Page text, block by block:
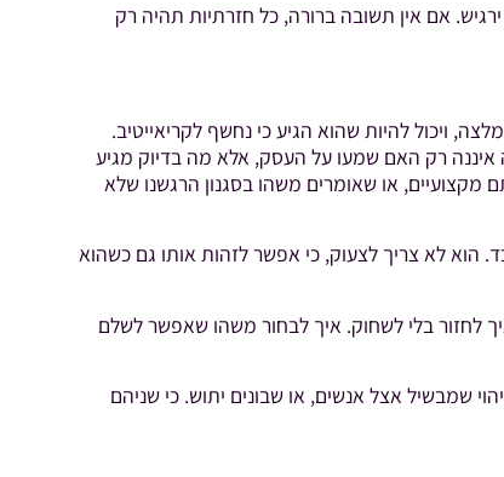
אם אין תשובה ברורה, כל חזרתיות תהיה רק
ויכול להיות שהוא הגיע כי נחשף לקריאייטיב.
איננה רק האם שמעו על העסק, אלא מה בדיוק מגיע
או שאומרים משהו בסגנון הרגשנו שלא
הוא לא צריך לצעוק, כי אפשר לזהות אותו גם כשהוא
לחזור בלי לשחוק. איך לבחור משהו שאפשר לשלם
שמבשיל אצל אנשים, או שבונים יתוש. כי שניהם